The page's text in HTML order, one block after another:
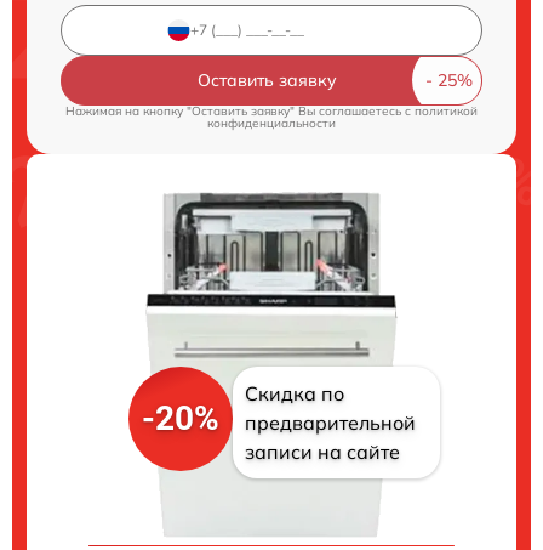
Оставить заявку
Нажимая на кнопку "Оставить заявку" Вы соглашаетесь cполитикой
конфиденциальности
-20%
Скидка по
предварительной
записи на сайте